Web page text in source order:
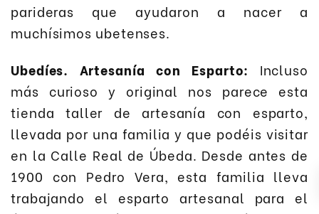
parideras que ayudaron a nacer a
muchísimos ubetenses.
Ubedíes. Artesanía con Esparto: Incluso
más curioso y original nos parece esta
tienda taller de artesanía con esparto,
llevada por una familia y que podéis visitar
en la Calle Real de Úbeda. Desde antes de
1900 con Pedro Vera, esta familia lleva
trabajando el esparto artesanal para el